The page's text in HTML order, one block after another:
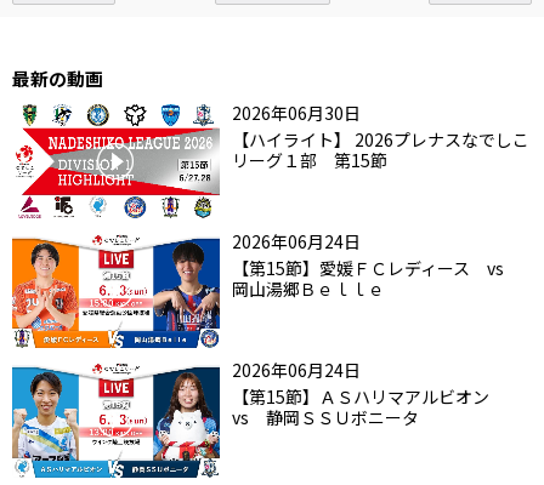
最新の動画
2026年06月30日
【ハイライト】 2026プレナスなでしこ
リーグ１部 第15節
2026年06月24日
【第15節】愛媛ＦＣレディース vs
岡山湯郷Ｂｅｌｌｅ
2026年06月24日
【第15節】ＡＳハリマアルビオン
vs 静岡ＳＳＵボニータ